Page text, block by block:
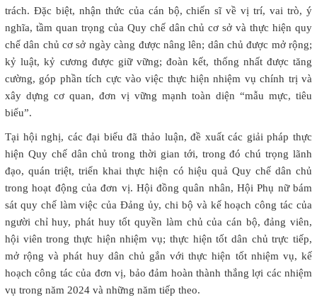
trách. Đặc biệt, nhận thức của cán bộ, chiến sĩ về vị trí, vai trò, ý
nghĩa, tầm quan trọng của Quy chế dân chủ cơ sở và thực hiện quy
chế dân chủ cơ sở ngày càng được nâng lên; dân chủ được mở rộng;
kỷ luật, kỷ cương được giữ vững; đoàn kết, thống nhất được tăng
cường, góp phần tích cực vào việc thực hiện nhiệm vụ chính trị và
xây dựng cơ quan, đơn vị vững mạnh toàn diện “mẫu mực, tiêu
biểu”.
Tại hội nghị, các đại biểu đã thảo luận, đề xuất các giải pháp thực
hiện Quy chế dân chủ trong thời gian tới, trong đó chú trọng lãnh
đạo, quán triệt, triển khai thực hiện có hiệu quả Quy chế dân chủ
trong hoạt động của đơn vị. Hội đồng quân nhân, Hội Phụ nữ bám
sát quy chế làm việc của Đảng ủy, chi bộ và kế hoạch công tác của
người chỉ huy, phát huy tốt quyền làm chủ của cán bộ, đảng viên,
hội viên trong thực hiện nhiệm vụ; thực hiện tốt dân chủ trực tiếp,
mở rộng và phát huy dân chủ gắn với thực hiện tốt nhiệm vụ, kế
hoạch công tác của đơn vị, bảo đảm hoàn thành thắng lợi các nhiệm
vụ trong năm 2024 và những năm tiếp theo.